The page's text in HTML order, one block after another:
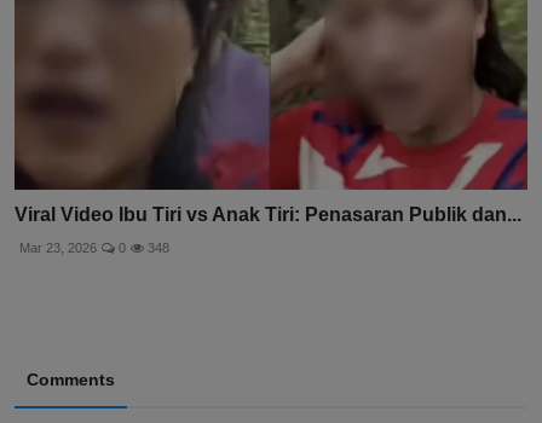
Viral Video Ibu Tiri vs Anak Tiri: Penasaran Publik dan...
Mar 23, 2026 0 348
Comments